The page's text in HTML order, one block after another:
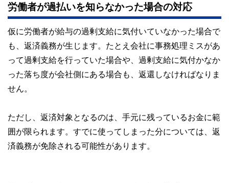
労働者が過払いを知らなかった場合の対応
仮に労働者が給与の過剰支給に気付いていなかった場合で
も、返済義務が生じます。たとえ会社に事務処理ミスがあ
って過剰支給を行っていた場合や、過剰支給に気付かなか
った落ち度が会社側にある場合も、返還しなければなりま
せん。
ただし、返済対象となるのは、手元に残っているお金に範
囲が限られます。すでに使ってしまった分については、返
済義務が免除される可能性があります。